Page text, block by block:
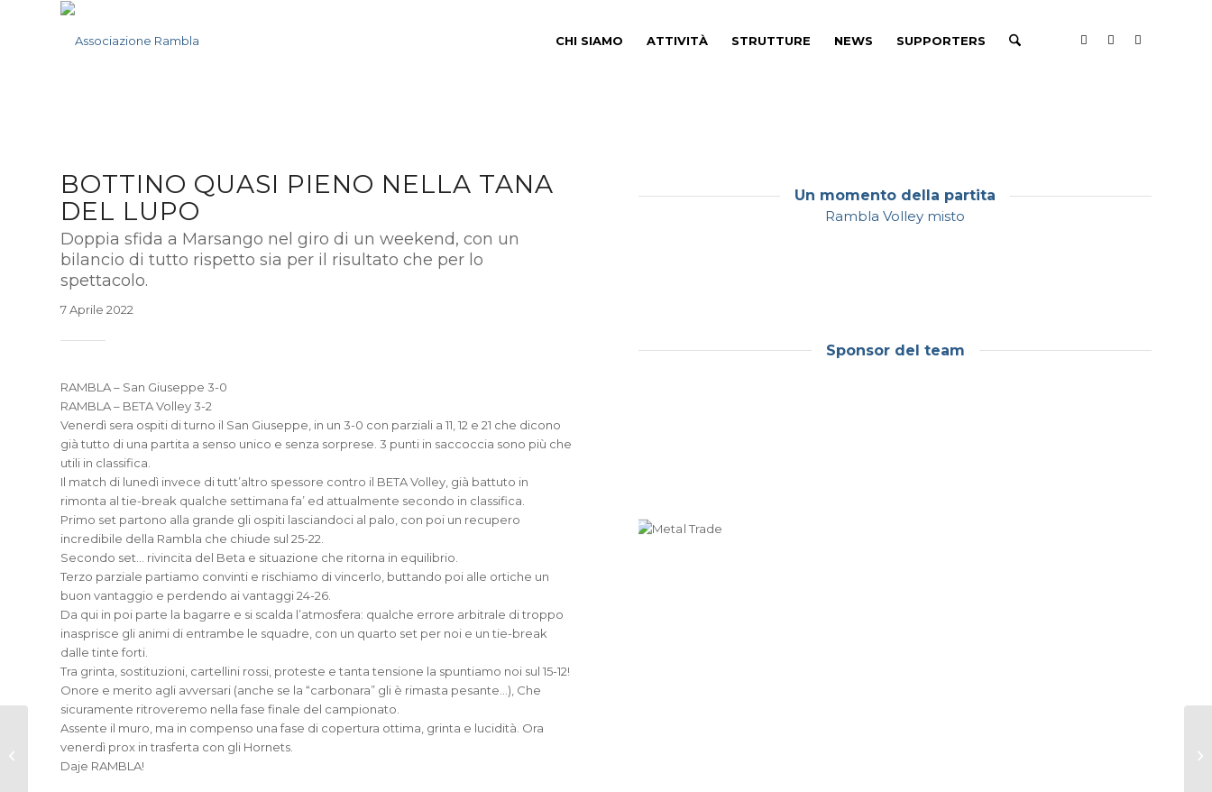
CHI SIAMO ATTIVITÀ STRUTTURE NEWS SUPPORTERS
BOTTINO QUASI PIENO NELLA TANA
DEL LUPO
Doppia sfida a Marsango nel giro di un weekend, con un
bilancio di tutto rispetto sia per il risultato che per lo
spettacolo.
7 Aprile 2022
RAMBLA – San Giuseppe 3-0
RAMBLA – BETA Volley 3-2
Venerdì sera ospiti di turno il San Giuseppe, in un 3-0 con parziali a 11, 12 e 21 che dicono
già tutto di una partita a senso unico e senza sorprese. 3 punti in saccoccia sono più che
utili in classifica.
Il match di lunedì invece di tutt’altro spessore contro il BETA Volley, già battuto in
rimonta al tie-break qualche settimana fa’ ed attualmente secondo in classifica.
Primo set partono alla grande gli ospiti lasciandoci al palo, con poi un recupero
incredibile della Rambla che chiude sul 25-22.
Secondo set… rivincita del Beta e situazione che ritorna in equilibrio.
Terzo parziale partiamo convinti e rischiamo di vincerlo, buttando poi alle ortiche un
buon vantaggio e perdendo ai vantaggi 24-26.
Da qui in poi parte la bagarre e si scalda l’atmosfera: qualche errore arbitrale di troppo
inasprisce gli animi di entrambe le squadre, con un quarto set per noi e un tie-break
dalle tinte forti.
Tra grinta, sostituzioni, cartellini rossi, proteste e tanta tensione la spuntiamo noi sul 15-12!
Onore e merito agli avversari (anche se la “carbonara” gli è rimasta pesante…), Che
sicuramente ritroveremo nella fase finale del campionato.
Assente il muro, ma in compenso una fase di copertura ottima, grinta e lucidità. Ora
venerdì prox in trasferta con gli Hornets.
Daje RAMBLA!
Un momento della partita
Rambla Volley misto
Sponsor del team
Di corsa con “Mai più
sola” sulle spalle